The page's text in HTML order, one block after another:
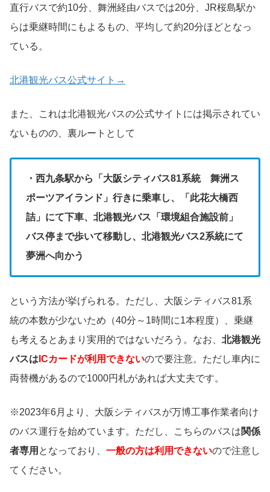
直行バスで約10分、舞洲経由バスでは20分、JR桜島駅か
らは乗継時間にもよるもの、平均して約20分ほどとなっ
ている。
北港観光バス公式サイト→
また、これは北港観光バスの公式サイトには掲示されてい
ないものの、裏ルートとして
・西九条駅から「大阪シティバス81系統 舞洲ス
ポーツアイランド」行きに乗車し、「此花大橋西
詰」にて下車、北港観光バス「環境組合施設前」
バス停まで歩いて移動し、北港観光バス2系統にて
夢洲へ向かう
という方法が挙げられる。ただし、大阪シティバス81系
統の本数が少ないため（40分～1時間に1本程度）、乗継
も考えるとあまり実用的ではないだろう。なお、 北港観光
バスは ICカードが利用できないので要注意。ただし車内に
両替機があるので1000円札があれば大丈夫です。
※2023年6月より、大阪シティバスが万博工事作業者向け
のバス運行を始めています。ただし、こちらのバスは関係
者専用 となっており、 一般の方は利用できないので注意し
てください。